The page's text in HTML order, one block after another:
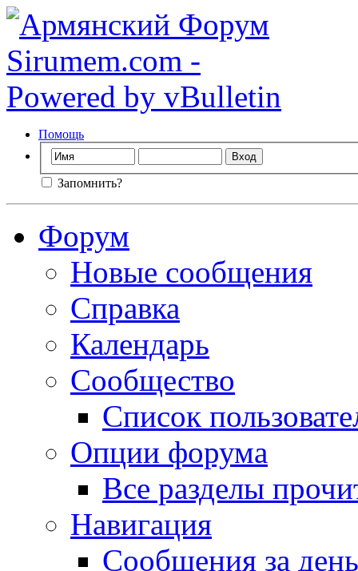
Помощь
Запомнить?
Форум
Новые сообщения
Справка
Календарь
Сообщество
Список
Опции форума
Все разделы
Навигация
Сообщения за день